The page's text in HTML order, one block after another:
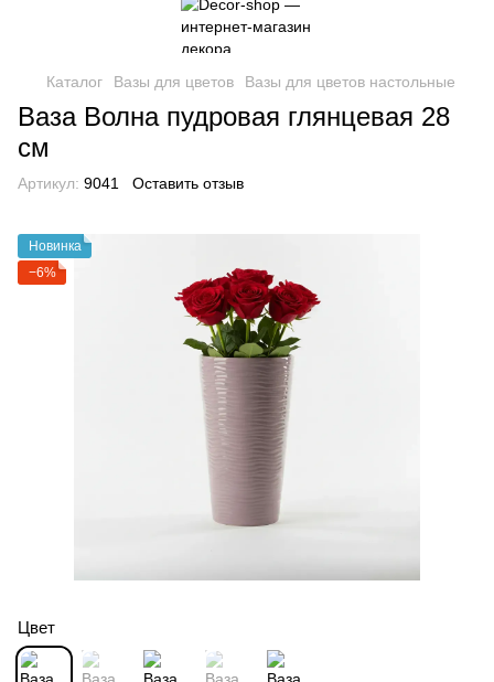
Каталог Вазы для цветов Вазы для цветов настольные
Ваза Волна пудровая глянцевая 28
см
Артикул: 9041 Оставить отзыв
Новинка
−6%
Цвет